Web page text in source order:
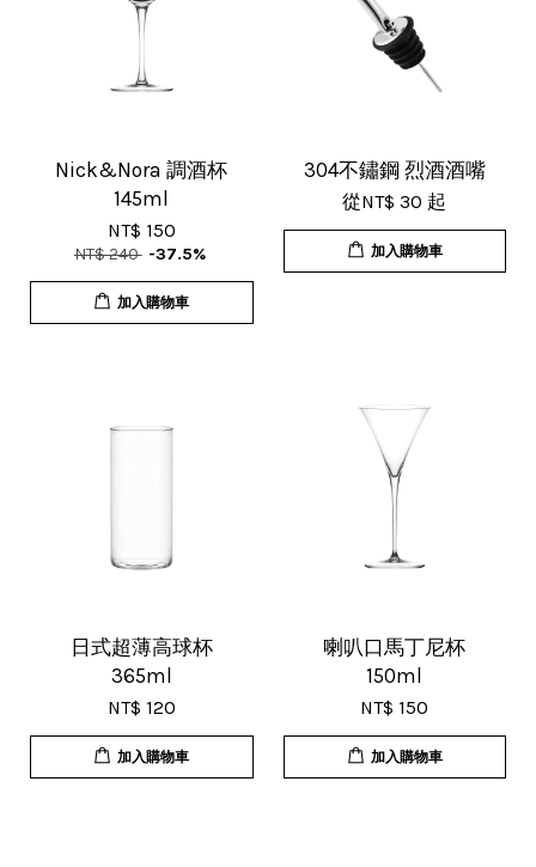
V***
超用心的包裝，非常好用的產品，謝
謝賣家，價格超優惠，CP值超高，推
薦給大家！
杯子的品質非常好、寄出很快速很有
效率，現在買調酒用品都會優先選購
T***
Nick&Nora 調酒杯
145ml
NT$ 150
NT$ 240 -37.5%
加入購物車
304不鏽鋼 烈酒酒嘴
從NT$ 30 起
加入購物車
日式超薄高球杯
365ml
NT$ 120
加入購物車
喇叭口馬丁尼杯
150ml
NT$ 150
加入購物車